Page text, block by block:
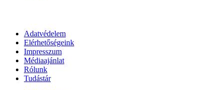
Adatvédelem
Elérhetőségeink
Impresszum
Médiaajánlat
Rólunk
Tudástár